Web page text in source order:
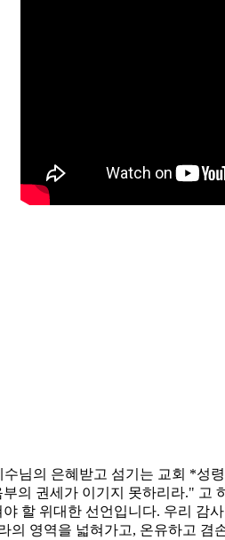
님의 은혜받고 섬기는 교회 *성
의 권세가 이기지 못하리라."
할 위대한 선언입니다. 우리 감
영역을 넓혀가고, 온유하고